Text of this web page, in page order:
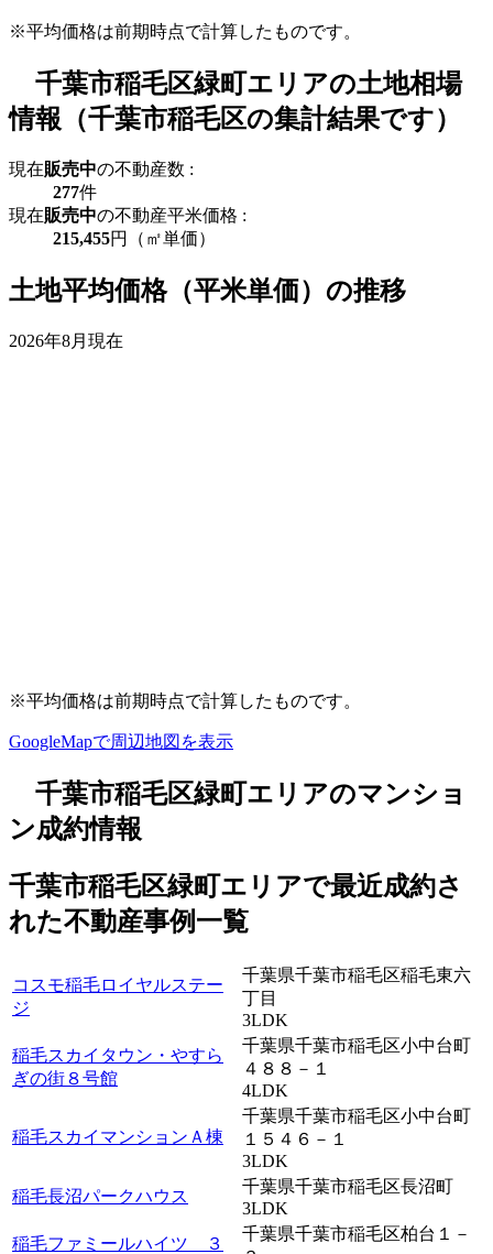
※平均価格は前期時点で計算したものです。
千葉市稲毛区緑町エリアの土地相場
情報（千葉市稲毛区の集計結果です）
現在販売中の不動産数 :
277件
現在販売中の不動産平米価格 :
215,455円（㎡単価）
土地平均価格（平米単価）の推移
2026年8月現在
※平均価格は前期時点で計算したものです。
GoogleMapで周辺地図を表示
千葉市稲毛区緑町エリアのマンショ
ン成約情報
千葉市稲毛区緑町エリアで最近成約さ
れた不動産事例一覧
コスモ稲毛ロイヤルステー
ジ
千葉県千葉市稲毛区稲毛東六
丁目
3LDK
稲毛スカイタウン・やすら
ぎの街８号館
千葉県千葉市稲毛区小中台町
４８８－１
4LDK
稲毛スカイマンションＡ棟
千葉県千葉市稲毛区小中台町
１５４６－１
3LDK
稲毛長沼パークハウス
千葉県千葉市稲毛区長沼町
3LDK
稲毛ファミールハイツ ３
千葉県千葉市稲毛区柏台１－